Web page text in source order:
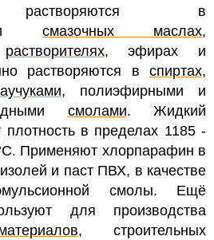
растворяются в
и смазочных маслах,
растворителях, эфирах и
растворяются в спиртах,
, полиэфирными и
смолами. Жидкий
в пределах 1185 -
Применяют хлорпарафин в
и паст ПВХ, в качестве
смолы. Ещё
для производства
, строительных